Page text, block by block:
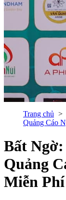
Trang chủ
Quảng Cáo
Bất
Quảng
Miễn Phí